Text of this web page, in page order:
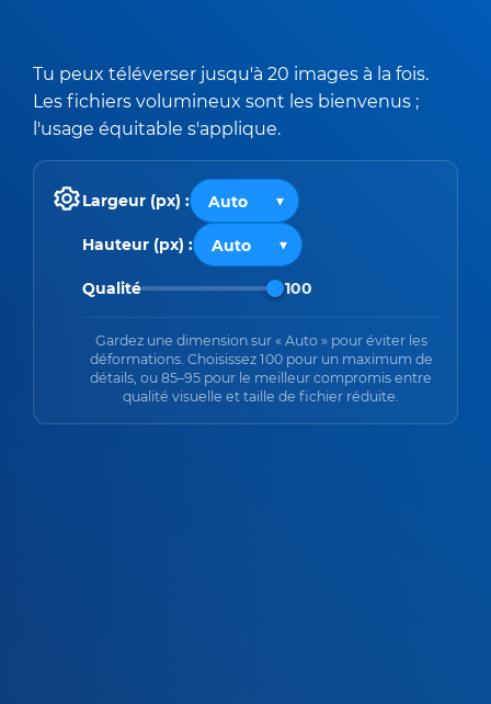
Tu peux téléverser jusqu'à 20 images à la fois.
Les fichiers volumineux sont les bienvenus ;
l'usage équitable s'applique.
Largeur (px) :
Hauteur (px) :
Qualité 100
Gardez une dimension sur « Auto » pour éviter les
déformations. Choisissez 100 pour un maximum de
détails, ou 85–95 pour le meilleur compromis entre
qualité visuelle et taille de fichier réduite.